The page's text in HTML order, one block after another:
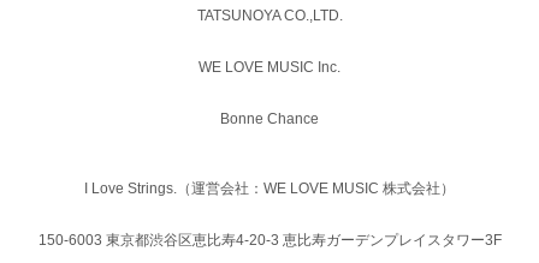
TATSUNOYA CO.,LTD.
WE LOVE MUSIC Inc.
Bonne Chance
I Love Strings.（運営会社：WE LOVE MUSIC 株式会社）
150-6003 東京都渋谷区恵比寿4-20-3 恵比寿ガーデンプレイスタワー3F